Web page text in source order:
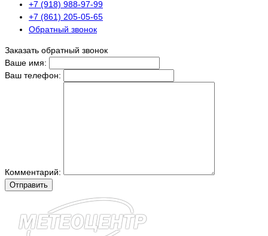
+7 (918) 988-97-99
+7 (861) 205-05-65
Обратный звонок
Заказать обратный звонок
Ваше имя:
Ваш телефон:
Комментарий:
Отправить